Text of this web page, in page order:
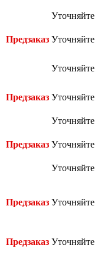
Уточняйте
Предзаказ Уточняйте
Уточняйте
Предзаказ Уточняйте
Уточняйте
Предзаказ Уточняйте
Уточняйте
Предзаказ Уточняйте
Предзаказ Уточняйте